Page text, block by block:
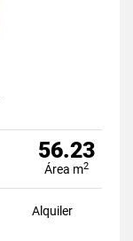
56.23
Área m2
Alquiler